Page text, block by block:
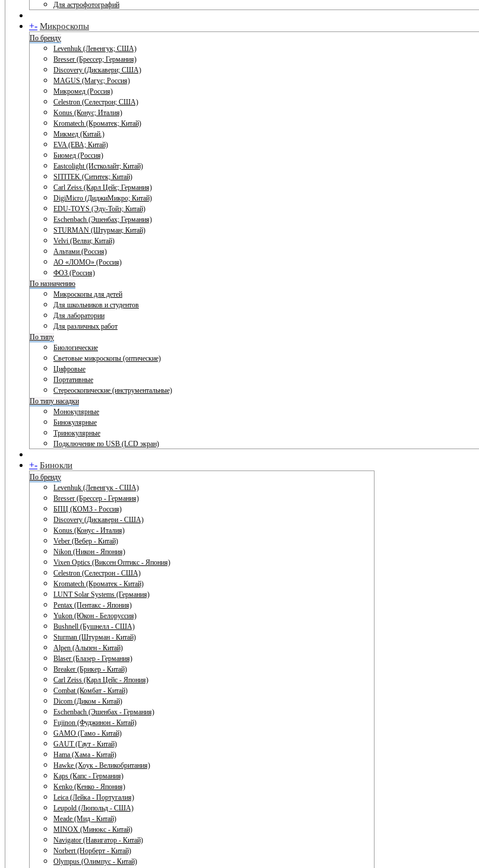
Для астрофотографий
+- Микроскопы
По бренду
Levenhuk (Левенгук; США)
Bresser (Брессер; Германия)
Discovery (Дискавери; США)
MAGUS (Магус; Россия)
Микромед (Россия)
Celestron (Селестрон; США)
Konus (Конус; Италия)
Kromatech (Кроматек; Китай)
Микмед (Китай.)
EVA (ЕВА; Китай)
Биомед (Россия)
Eastcolight (Истколайт; Китай)
SITITEK (Сититек; Китай)
Carl Zeiss (Карл Цейс; Германия)
DigiMicro (ДиджиМикро; Китай)
EDU-TOYS (Эду-Тойз; Китай)
Eschenbach (Эшенбах; Германия)
STURMAN (Штурман; Китай)
Velvi (Велви; Китай)
Альтами (Россия)
АО «ЛОМО» (Россия)
ФОЗ (Россия)
По назначению
Микроскопы для детей
Для школьников и студентов
Для лаборатории
Для различных работ
По типу
Биологические
Световые микроскопы (оптические)
Цифровые
Портативные
Стереоскопические (инструментальные)
По типу насадки
Монокулярные
Бинокулярные
Тринокулярные
Подключение по USB (LCD экран)
+- Бинокли
По бренду
Levenhuk (Левенгук - США)
Bresser (Брессер - Германия)
БПЦ (КОМЗ - Россия)
Discovery (Дискавери - США)
Konus (Конус - Италия)
Veber (Вебер - Китай)
Nikon (Никон - Япония)
Vixen Optics (Виксен Оптикс - Япония)
Celestron (Селестрон - США)
Kromatech (Кроматек - Китай)
LUNT Solar Systems (Германия)
Pentax (Пентакс - Япония)
Yukon (Юкон - Белоруссия)
Bushnell (Бушнелл - США)
Sturman (Штурман - Китай)
Alpen (Альпен - Китай)
Blaser (Блазер - Германия)
Breaker (Брикер - Китай)
Carl Zeiss (Карл Цейс - Япония)
Combat (Комбат - Китай)
Dicom (Диком - Китай)
Eschenbach (Эшенбах - Германия)
Fujinon (Фуджинон - Китай)
GAMO (Гамо - Китай)
GAUT (Гаут - Китай)
Hama (Хама - Китай)
Hawke (Хоук - Великобритания)
Kaps (Капс - Германия)
Kenko (Кенко - Япония)
Leica (Лейка - Португалия)
Leupold (Люпольд - США)
Meade (Мид - Китай)
MINOX (Минокс - Китай)
Navigator (Навигатор - Китай)
Norbert (Норберт - Китай)
Olympus (Олимпус - Китай)